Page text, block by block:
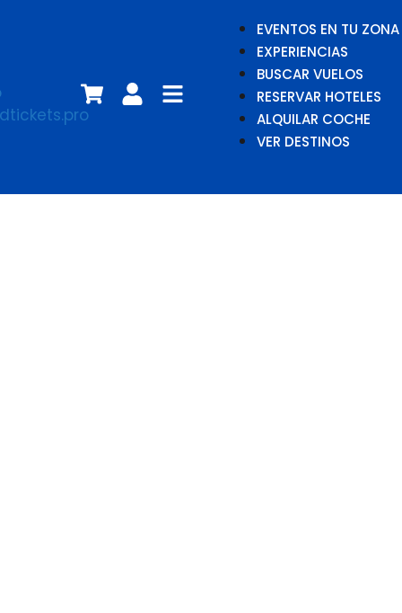
EVENTOS EN TU ZONA
EXPERIENCIAS
BUSCAR VUELOS
RESERVAR HOTELES
ALQUILAR COCHE
VER DESTINOS